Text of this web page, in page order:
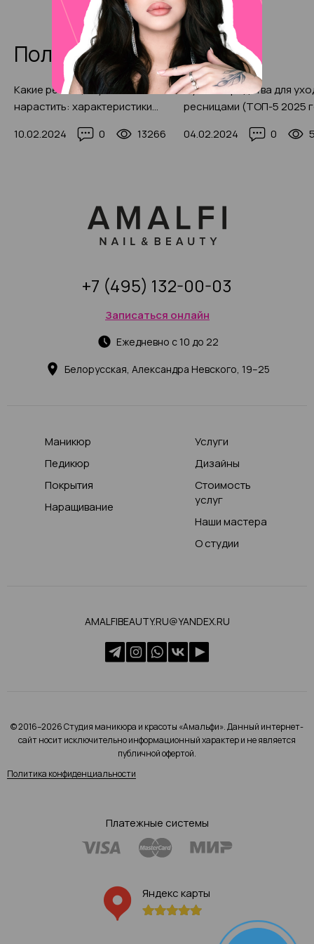
Полезные статьи
Какие ресницы лучше
нарастить: характеристики
размеры и эффекты с фото-
10.02.2024 0 13266
Лучшие средства для
ресницами (ТОП-5 2025
04.02.2024
0
Белорусская, Александра Невского, 19–25
Ежедневно с 10 до 22
Записаться онлайн
+7 (495) 132-00-03
Маникюр
Педикюр
Покрытия
Наращивание
Услуги
Дизайны
Стоимость
услуг
Наши мастера
О студии
AMALFIBEAUTY.RU@YANDEX.RU
© 2016–2026 Студия маникюра и красоты «Амальфи». Данный интернет-
сайт носит исключительно информационный характер и не является
публичной офертой.
Политика конфиденциальности
Платежные системы
Яндекс карты